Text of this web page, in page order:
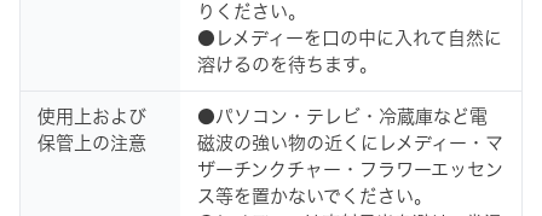
りください。
●レメディーを口の中に入れて自然に
溶けるのを待ちます。
使用上および
保管上の注意
●パソコン・テレビ・冷蔵庫など電
磁波の強い物の近くにレメディー・マ
ザーチンクチャー・フラワーエッセン
ス等を置かないでください。